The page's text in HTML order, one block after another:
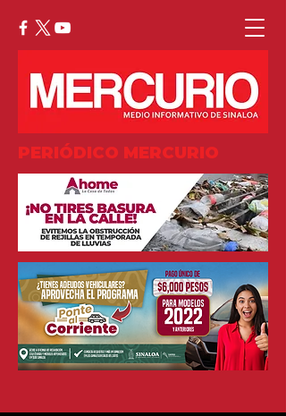
PERIÓDICO MERCURIO